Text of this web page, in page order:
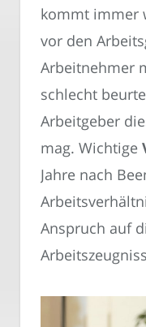
kommt immer
vor den
Arbeitnehmer
schlecht
Arbeitgeber
mag. Wichtige
Jahre nach
Anspruch auf